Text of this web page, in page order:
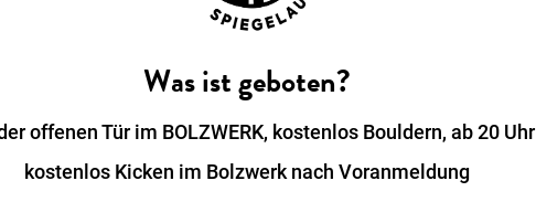
Was ist geboten?
offenen Tür im BOLZWERK, kostenlos Bouldern, ab 20 Uhr
kostenlos Kicken im Bolzwerk nach Voranmeldung